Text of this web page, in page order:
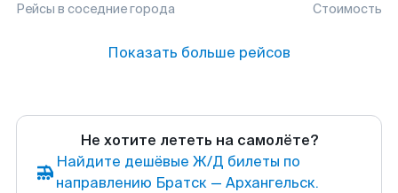
Рейсы в соседние города Стоимость
Показать больше рейсов
Не хотите лететь на самолёте?
Найдите дешёвые Ж/Д билеты по
направлению Братск — Архангельск.